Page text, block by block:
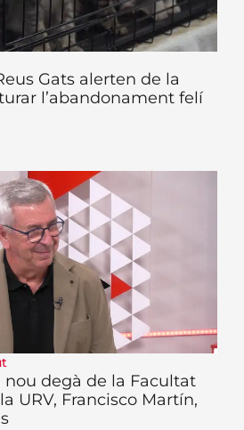
Gats alerten de la
l’abandonament felí
nou degà de la Facultat
URV, Francisco Martín,